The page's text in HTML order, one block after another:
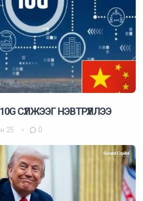
СҮЛЖЭЭГ НЭВТРҮҮЛЛЭЭ
25 0